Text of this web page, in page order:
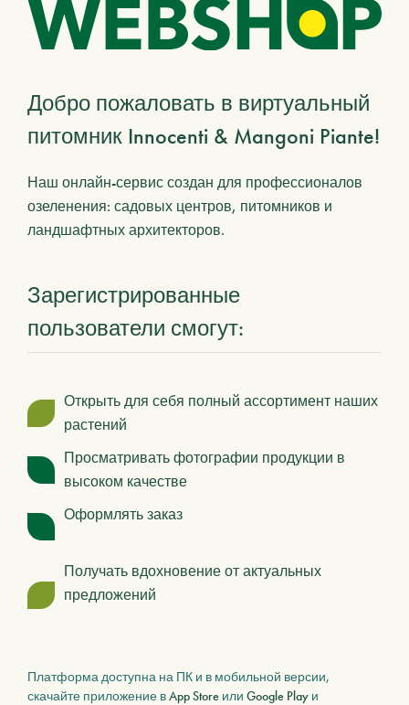
Добро пожаловать в виртуальный
питомник Innocenti & Mangoni Piante!
Наш онлайн-сервис создан для профессионалов
озеленения: садовых центров, питомников и
ландшафтных архитекторов.
Зарегистрированные
пользователи смогут:
Открыть для себя полный ассортимент наших
растений
Просматривать фотографии продукции в
высоком качестве
Оформлять заказ
Получать вдохновение от актуальных
предложений
Платформа доступна на ПК и в мобильной версии,
скачайте приложение вApp Store или Google Play и